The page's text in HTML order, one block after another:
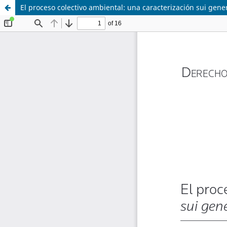
El proceso colectivo ambiental: una caracterización sui